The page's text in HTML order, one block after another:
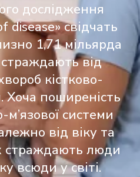
дослідження
свідчать
1,71 мільярда
від
кістково-
Хоча поширеність
м’язової системи
від віку та
страждають люди
всюди у світі.